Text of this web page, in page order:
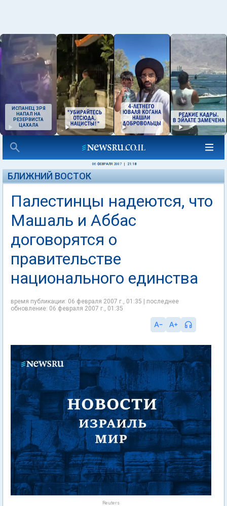
ИСПАНЕЦ ЗРЯ
НАПАЛ НА
РЕЗЕРВИСТА
ЦАХАЛА
06 ФЕВРАЛЯ 2007 21:18
БЛИЖНИЙ ВОСТОК
Палестинцы надеются, что
Машаль и Аббас
договорятся о
правительстве
национального единства
время публикации: 06 февраля 2007 г., 01:35 | последнее
обновление: 06 февраля 2007 г., 01:35
Reuters